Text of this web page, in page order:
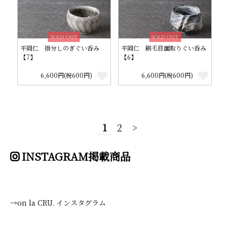
SOLD OUT
平岡仁 掛分しのぎぐい呑み
【7】
6,600円(税600円)
SOLD OUT
平岡仁 刷毛目面取りぐい呑み
【6】
6,600円(税600円)
1 2 >
INSTAGRAM掲載商品
→on la CRU. インスタグラム